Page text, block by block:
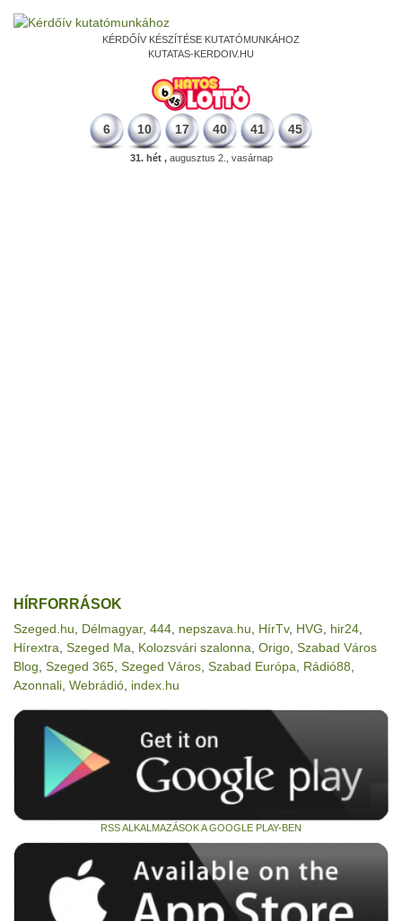
KÉRDŐÍV KÉSZÍTÉSE KUTATÓMUNKÁHOZ
KUTATAS-KERDOIV.HU
6 10 17 40 41 45
31. hét ,augusztus 2., vasárnap
HÍRFORRÁSOK
Szeged.hu Délmagyar, 444 nepszava.hu HírTv, HVG hir24
Hírextra Szeged Ma Kolozsvári szalonna Origo Szabad Város
Blog Szeged 365 Szeged Város Szabad Európa Rádió88
Azonnali Webrádió index.hu
RSS ALKALMAZÁSOK A GOOGLE PLAY-BEN